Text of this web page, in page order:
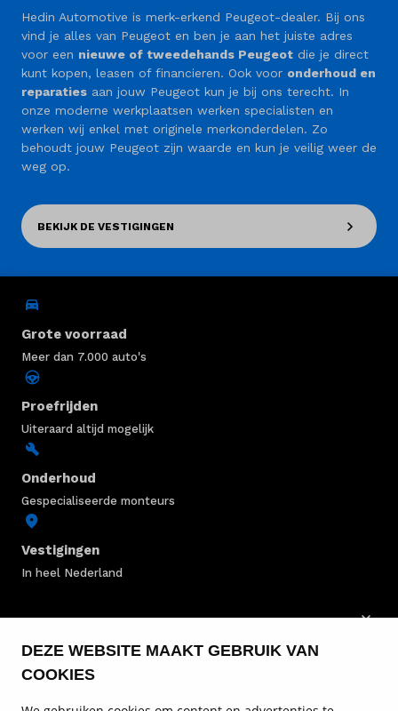
DEZE WEBSITE MAAKT GEBRUIK VAN
COOKIES
Hedin Automotive is merk-erkend Peugeot-dealer. Bij ons
vind je alles van Peugeot en ben je aan het juiste adres
voor een nieuwe of tweedehands Peugeot die je direct
kunt kopen, leasen of financieren. Ook voor onderhoud en
reparaties aan jouw Peugeot kun je bij ons terecht. In
onze moderne werkplaatsen werken specialisten en
werken wij enkel met originele merkonderdelen. Zo
behoudt jouw Peugeot zijn waarde en kun je veilig weer de
weg op.
BEKIJK DE VESTIGINGEN
Grote voorraad
Meer dan 7.000 auto's
Proefrijden
Uiteraard altijd mogelijk
Onderhoud
Gespecialiseerde monteurs
Vestigingen
In heel Nederland